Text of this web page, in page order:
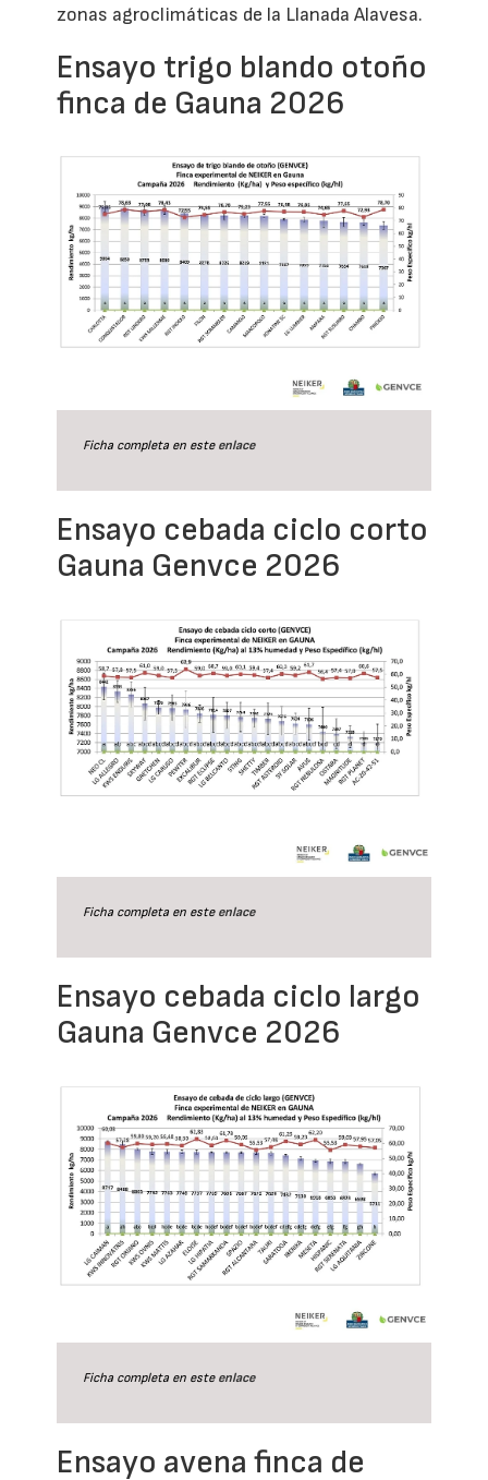
zonas agroclimáticas de la Llanada Alavesa.
Ensayo trigo blando otoño
finca de Gauna 2026
Ficha completa en este enlace
Ensayo cebada ciclo corto
Gauna Genvce 2026
Ficha completa en este enlace
Ensayo cebada ciclo largo
Gauna Genvce 2026
Ficha completa en este enlace
Ensayo avena finca de